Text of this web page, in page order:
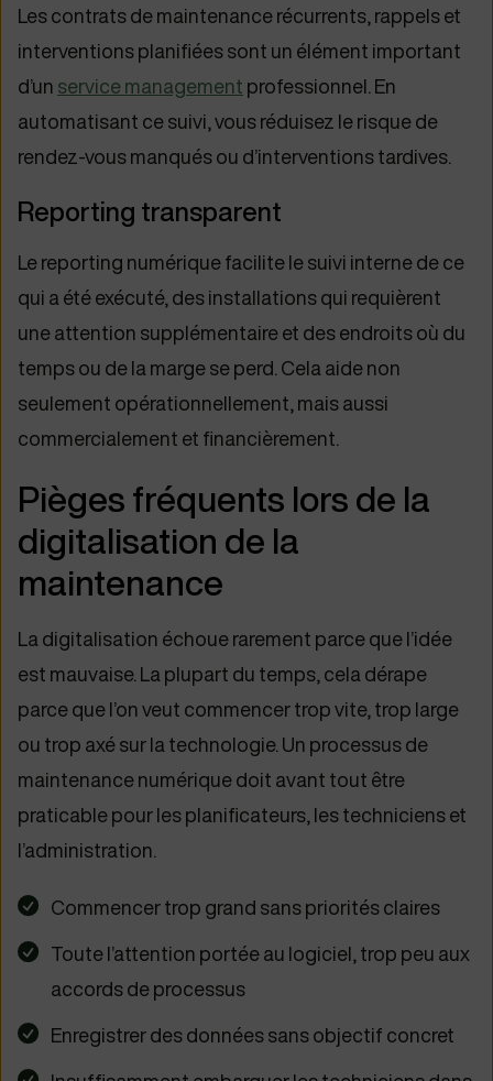
Les contrats de maintenance récurrents, rappels et
interventions planifiées sont un élément important
d’un service management professionnel. En
automatisant ce suivi, vous réduisez le risque de
rendez-vous manqués ou d’interventions tardives.
Reporting transparent
Le reporting numérique facilite le suivi interne de ce
qui a été exécuté, des installations qui requièrent
une attention supplémentaire et des endroits où du
temps ou de la marge se perd. Cela aide non
seulement opérationnellement, mais aussi
commercialement et financièrement.
Pièges fréquents lors de la
digitalisation de la
maintenance
La digitalisation échoue rarement parce que l’idée
est mauvaise. La plupart du temps, cela dérape
parce que l’on veut commencer trop vite, trop large
ou trop axé sur la technologie. Un processus de
maintenance numérique doit avant tout être
praticable pour les planificateurs, les techniciens et
l’administration.
Commencer trop grand sans priorités claires
Toute l’attention portée au logiciel, trop peu aux
accords de processus
Enregistrer des données sans objectif concret